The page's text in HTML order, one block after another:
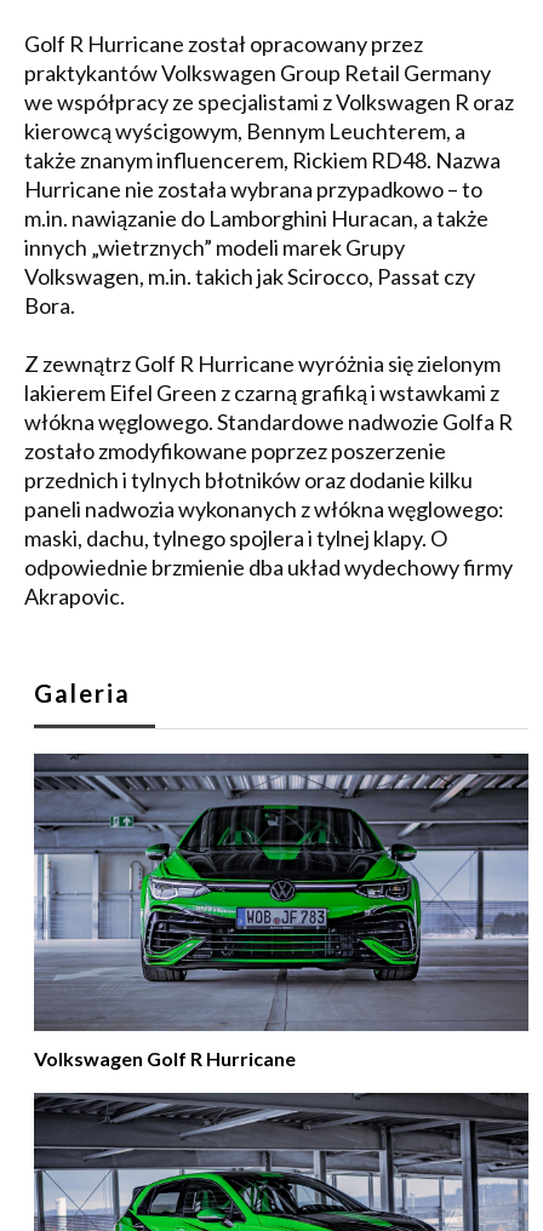
Golf R Hurricane został opracowany przez
praktykantów Volkswagen Group Retail Germany
we współpracy ze specjalistami z Volkswagen R oraz
kierowcą wyścigowym, Bennym Leuchterem, a
także znanym influencerem, Rickiem RD48. Nazwa
Hurricane nie została wybrana przypadkowo – to
m.in. nawiązanie do Lamborghini Huracan, a także
innych „wietrznych” modeli marek Grupy
Volkswagen, m.in. takich jak Scirocco, Passat czy
Bora.
Z zewnątrz Golf R Hurricane wyróżnia się zielonym
lakierem Eifel Green z czarną grafiką i wstawkami z
włókna węglowego. Standardowe nadwozie Golfa R
zostało zmodyfikowane poprzez poszerzenie
przednich i tylnych błotników oraz dodanie kilku
paneli nadwozia wykonanych z włókna węglowego:
maski, dachu, tylnego spojlera i tylnej klapy. O
odpowiednie brzmienie dba układ wydechowy firmy
Akrapovic.
Galeria
Volkswagen Golf R Hurricane